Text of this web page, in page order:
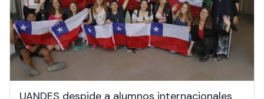
UANDES despide a alumnos internacionales